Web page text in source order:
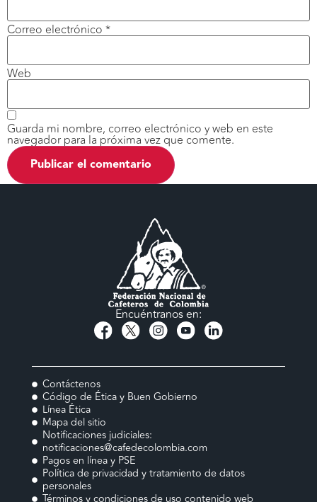
Correo electrónico *
Web
Guarda mi nombre, correo electrónico y web en este
navegador para la próxima vez que comente.
Encuéntranos en:
Contáctenos
Código de Ética y Buen Gobierno
Línea Ética
Mapa del sitio
Notificaciones judiciales:
notificaciones@cafedecolombia.com
Pagos en línea y PSE
Política de privacidad y tratamiento de datos
personales
Términos y condiciones de uso contenido web